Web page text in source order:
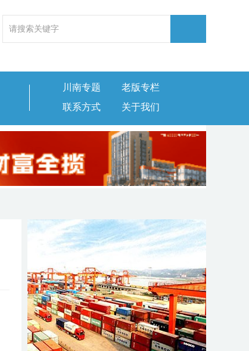
川南专题
老版专栏
联系方式
关于我们